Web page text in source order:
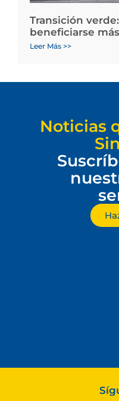
Transición
beneficiarse más
Leer Más >>
Noticias